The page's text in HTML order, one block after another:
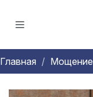
Главная Мощение